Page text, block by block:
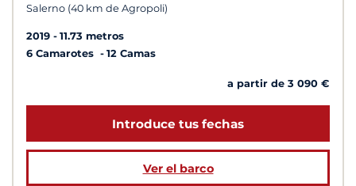
Salerno (40 km de Agropoli)
2019
11.73 metros
6 Camarotes
12 Camas
a partir de 3 090 €
Introduce tus fechas
Ver el barco